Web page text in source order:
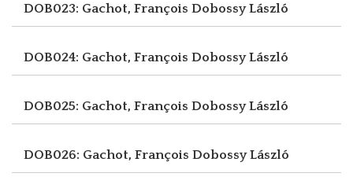
DOB023: Gachot, François Dobossy László
DOB024: Gachot, François Dobossy László
DOB025: Gachot, François Dobossy László
DOB026: Gachot, François Dobossy László